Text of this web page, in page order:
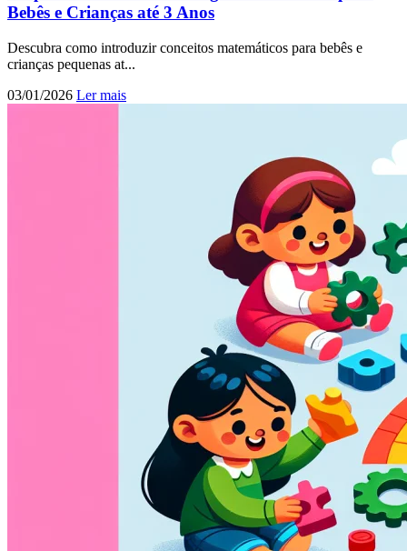
Bebês e Crianças até 3 Anos
Descubra como introduzir conceitos matemáticos para bebês e
crianças pequenas at...
03/01/2026 Ler mais